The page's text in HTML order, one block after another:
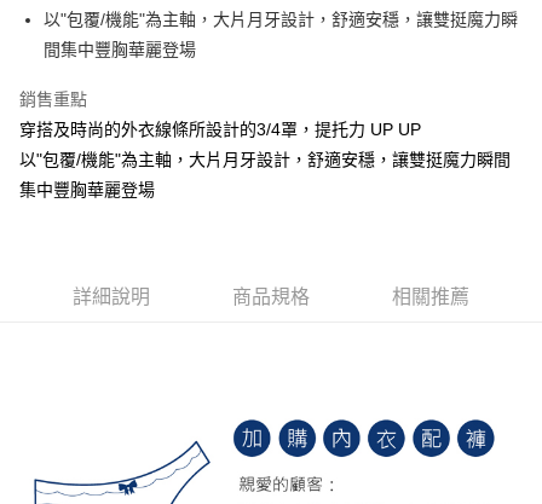
街口支付
ATM付款
貨到付款
每筆NT$70，滿NT$799(含以上)免運費
每筆NT$70，滿NT$799(含以上)免運費
付款後萊爾富取貨
以"包覆/機能"為主軸，大片月牙設計，舒適安穩，讓雙挺魔力瞬
間集中豐胸華麗登場
銷售重點
穿搭及時尚的外衣線條所設計的3/4罩，提托力 UP UP
以"包覆/機能"為主軸，大片月牙設計，舒適安穩，讓雙挺魔力瞬間
集中豐胸華麗登場
詳細說明 商品規格 相關推薦